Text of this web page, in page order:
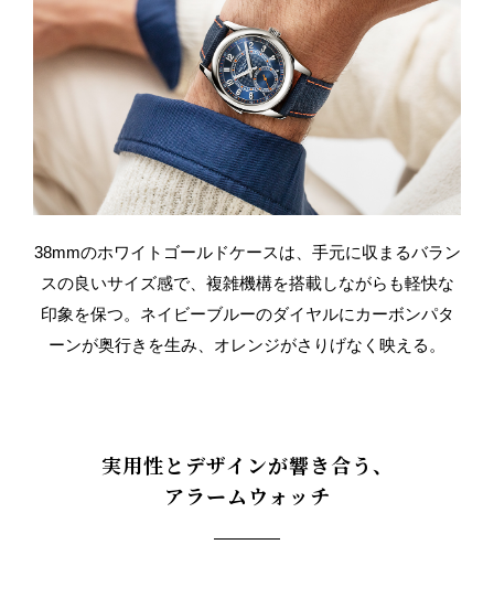
38mmのホワイトゴールドケースは、手元に収まるバラン
スの良いサイズ感で、複雑機構を搭載しながらも軽快な
印象を保つ。 ネイビーブルーのダイヤルにカーボンパタ
ーンが奥行きを生み、オレンジがさりげなく映える。
実用性とデザインが響き合う、
アラームウォッチ